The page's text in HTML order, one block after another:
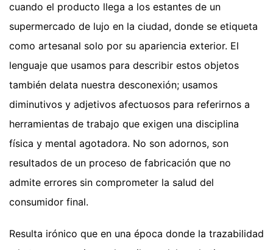
cuando el producto llega a los estantes de un
supermercado de lujo en la ciudad, donde se etiqueta
como artesanal solo por su apariencia exterior. El
lenguaje que usamos para describir estos objetos
también delata nuestra desconexión; usamos
diminutivos y adjetivos afectuosos para referirnos a
herramientas de trabajo que exigen una disciplina
física y mental agotadora. No son adornos, son
resultados de un proceso de fabricación que no
admite errores sin comprometer la salud del
consumidor final.
Resulta irónico que en una época donde la trazabilidad